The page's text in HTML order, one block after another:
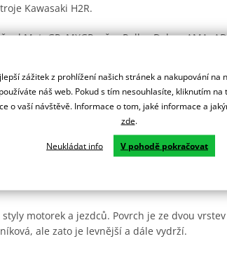
Kawasaki H2R.
MotoGP, MXGP, přes Rallye Dakar, AMA,
zuby pro delší životnost a jsou
motorek a jezdců. Povrch je ze dvou
ale zato je levnější a dále vydrží.
zážitek z prohlížení našich stránek a nakupování na
náš web. Pokud s tím nesouhlasíte, kliknutím
o vaší návštěvě. Informace o tom, jaké informace a
zde.
Neukládat info V pohodě pokračovat